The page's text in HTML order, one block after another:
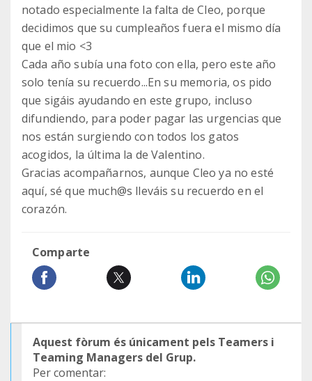
notado especialmente la falta de Cleo, porque
decidimos que su cumpleaños fuera el mismo día
que el mio <3
Cada año subía una foto con ella, pero este año
solo tenía su recuerdo...En su memoria, os pido
que sigáis ayudando en este grupo, incluso
difundiendo, para poder pagar las urgencias que
nos están surgiendo con todos los gatos
acogidos, la última la de Valentino.
Gracias acompañarnos, aunque Cleo ya no esté
aquí, sé que much@s lleváis su recuerdo en el
corazón.
Comparte
Aquest fòrum és únicament pels Teamers i
Teaming Managers del Grup.
Per comentar: